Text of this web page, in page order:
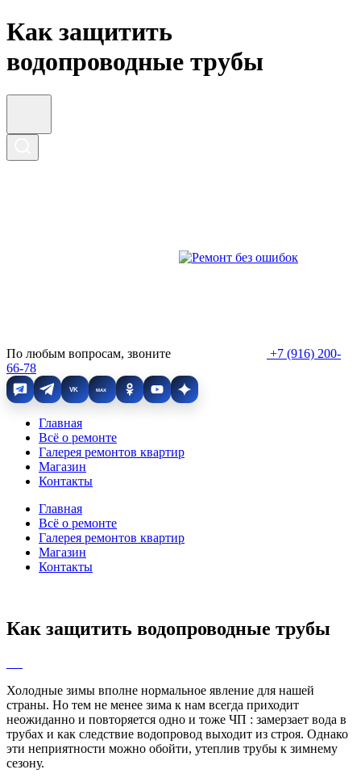
Как защитить
водопроводные трубы
По любым вопросам, звоните
+7 (916) 200-
66-78
VK MAX
Главная
Всё о ремонте
Галерея ремонтов квартир
Магазин
Контакты
Главная
Всё о ремонте
Галерея ремонтов квартир
Магазин
Контакты
Как защитить водопроводные трубы
Холодные зимы вполне нормальное явление для нашей
страны. Но тем не менее зима к нам всегда приходит
неожиданно и повторяется одно и тоже ЧП : замерзает вода в
трубах и как следствие водопровод выходит из строя. Однако
эти неприятности можно обойти, утеплив трубы к зимнему
сезону.